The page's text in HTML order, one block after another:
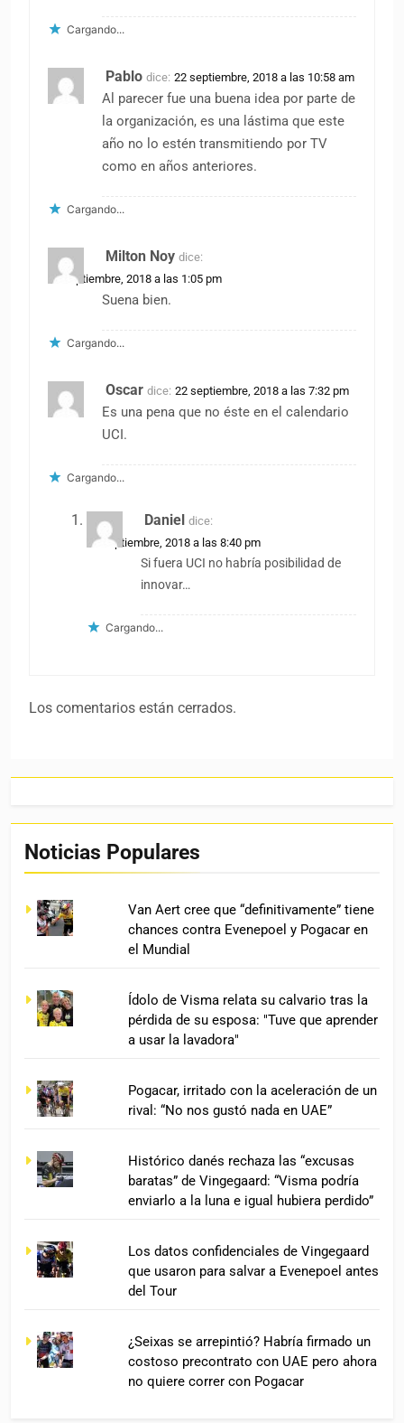
Cargando...
Pablo dice: 22 septiembre, 2018 a las 10:58 am
Al parecer fue una buena idea por parte de
la organización, es una lástima que este
año no lo estén transmitiendo por TV
como en años anteriores.
Cargando...
Milton Noy dice:
22 septiembre, 2018 a las 1:05 pm
Suena bien.
Cargando...
Oscar dice: 22 septiembre, 2018 a las 7:32 pm
Es una pena que no éste en el calendario
UCI.
Cargando...
Daniel dice:
22 septiembre, 2018 a las 8:40 pm
Si fuera UCI no habría posibilidad de
innovar…
Cargando...
Los comentarios están cerrados.
Noticias Populares
Van Aert cree que “definitivamente” tiene
chances contra Evenepoel y Pogacar en
el Mundial
Ídolo de Visma relata su calvario tras la
pérdida de su esposa: "Tuve que aprender
a usar la lavadora"
Pogacar, irritado con la aceleración de un
rival: “No nos gustó nada en UAE”
Histórico danés rechaza las “excusas
baratas” de Vingegaard: “Visma podría
enviarlo a la luna e igual hubiera perdido”
Los datos confidenciales de Vingegaard
que usaron para salvar a Evenepoel antes
del Tour
¿Seixas se arrepintió? Habría firmado un
costoso precontrato con UAE pero ahora
no quiere correr con Pogacar